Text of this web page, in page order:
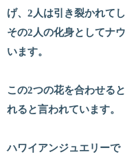
げ、2人は引き裂かれてし
その2人の化身としてナ
います。
この2つの花を合わせる
れると言われています。
ハワイアンジュエリーで